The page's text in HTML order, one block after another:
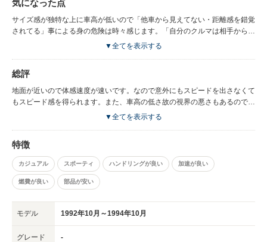
気になった点
サイズ感が独特な上に車高が低いので「他車から見えてない・距離感を錯覚
されてる」事による身の危険は時々感じます。「自分のクルマは相手から見
えてない...かもしれない運転」は必須になります。あとハンドルがクイック
と出し放し運転になるので要注意です。
▼全てを表示する
総評
地面が近いので体感速度が速いです。なので意外にもスピードを出さなくて
もスピード感を得られます。また、車高の低さ故の視界の悪さもあるので単
純に運転するだけでも神経を集中する必要があります。強制的に安全運転を
乗り切る必要はあるかもです。それも楽しみだと思ってます。
▼全てを表示する
特徴
カジュアル スポーティ ハンドリングが良い 加速が良い
燃費が良い 部品が安い
モデル 1992年10月～1994年10月
グレード -